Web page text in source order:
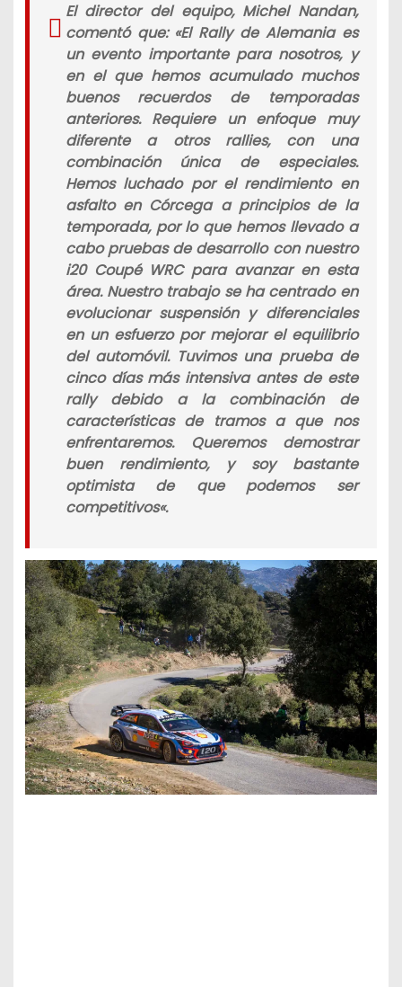
El director del equipo, Michel Nandan,
comentó que: «El Rally de Alemania es
un evento importante para nosotros, y
en el que hemos acumulado muchos
buenos recuerdos de temporadas
anteriores. Requiere un enfoque muy
diferente a otros rallies, con una
combinación única de especiales.
Hemos luchado por el rendimiento en
asfalto en Córcega a principios de la
temporada, por lo que hemos llevado a
cabo pruebas de desarrollo con nuestro
i20 Coupé WRC para avanzar en esta
área. Nuestro trabajo se ha centrado en
evolucionar suspensión y diferenciales
en un esfuerzo por mejorar el equilibrio
del automóvil. Tuvimos una prueba de
cinco días más intensiva antes de este
rally debido a la combinación de
características de tramos a que nos
enfrentaremos. Queremos demostrar
buen rendimiento, y soy bastante
optimista de que podemos ser
competitivos«.